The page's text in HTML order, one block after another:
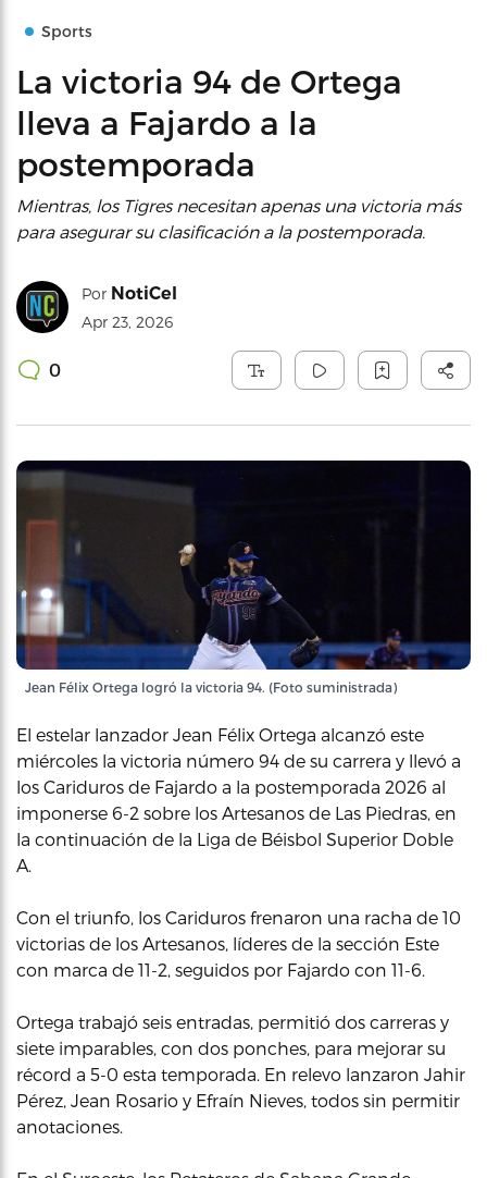
Sports
La victoria 94 de Ortega
lleva a Fajardo a la
postemporada
Mientras, los Tigres necesitan apenas una victoria más
para asegurar su clasificación a la postemporada.
Por NotiCel
Apr 23, 2026
0
Jean Félix Ortega logró la victoria 94. (Foto suministrada)
El estelar lanzador Jean Félix Ortega alcanzó este
miércoles la victoria número 94 de su carrera y llevó a
los Cariduros de Fajardo a la postemporada 2026 al
imponerse 6-2 sobre los Artesanos de Las Piedras, en
la continuación de la Liga de Béisbol Superior Doble
A.
Con el triunfo, los Cariduros frenaron una racha de 10
victorias de los Artesanos, líderes de la sección Este
con marca de 11-2, seguidos por Fajardo con 11-6.
Ortega trabajó seis entradas, permitió dos carreras y
siete imparables, con dos ponches, para mejorar su
récord a 5-0 esta temporada. En relevo lanzaron Jahir
Pérez, Jean Rosario y Efraín Nieves, todos sin permitir
anotaciones.